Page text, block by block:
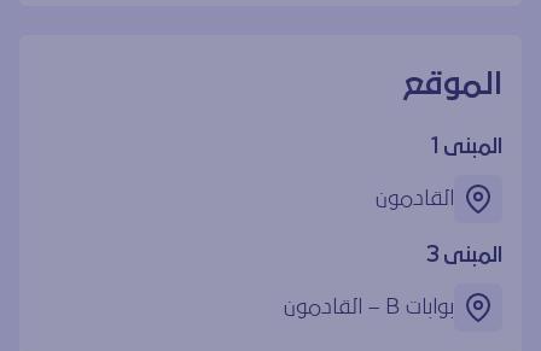
الموقع
المبنى 1
القادمون
المبنى 3
بوابات ‎B – القادمون